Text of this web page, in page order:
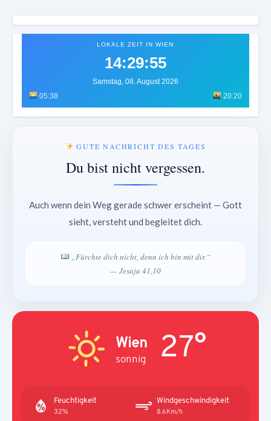
LOKALE ZEIT IN WIEN
14:29:59
Samstag, 08. August 2026
05:38
20:20
GUTE NACHRICHT DES TAGES
Du bist nicht vergessen.
Auch wenn dein Weg gerade schwer erscheint — Gott
sieht, versteht und begleitet dich.
„Fürchte dich nicht, denn ich bin mit dir.“
— Jesaja 41,10
Wien
sonnig 27°
Feuchtigkeit
32%
Windgeschwindigkeit
8.6Km/h